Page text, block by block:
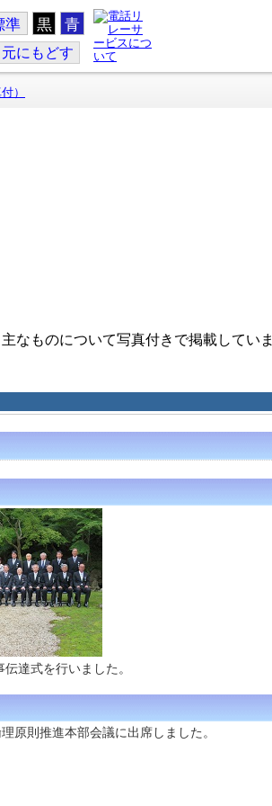
準 黒 青
元にもどす
）
なものについて写真付きで掲載していま
達式を行いました。
原則推進本部会議に出席しました。